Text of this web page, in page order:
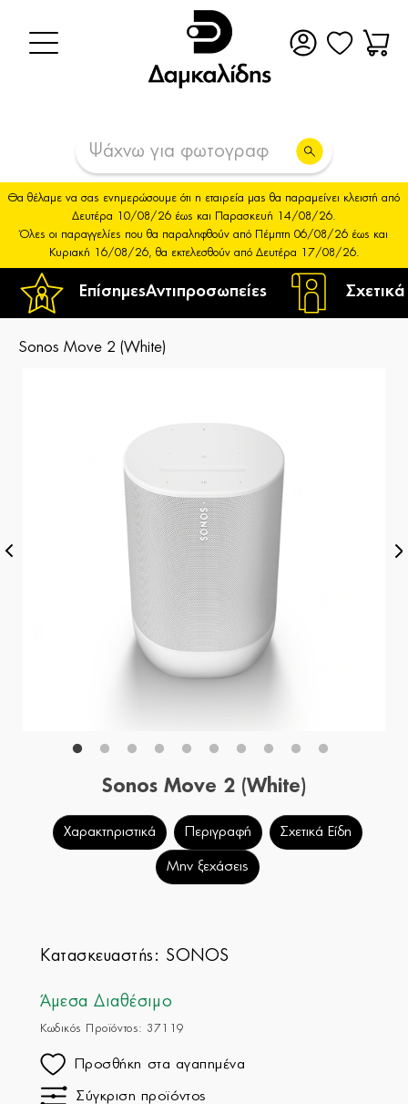
ΕπίσημεςΑντιπροσωπείες
Θα θέλαμε να σας ενημερώσουμε ότι η εταιρεία μας θα παραμείνει κλειστή από
Δευτέρα 10/08/26 έως και Παρασκευή 14/08/26.
Όλες οι παραγγελίες που θα παραληφθούν από Πέμπτη 06/08/26 έως και
Κυριακή 16/08/26, θα εκτελεσθούν από Δευτέρα 17/08/26.
Sonos Move 2 (White)
Sonos Move 2 (White)
Χαρακτηριστικά Περιγραφή Σχετικά Είδη
Μην ξεχάσεις
Κατασκευαστής: SONOS
Άμεσα Διαθέσιμο
Κωδικός Προϊόντος: 37119
Προσθήκη στα αγαπημένα
Σύγκριση προϊόντος